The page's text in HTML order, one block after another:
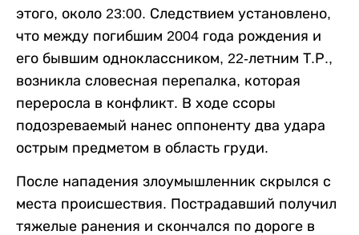
этого, около 23:00. Следствием установлено,
что между погибшим 2004 года рождения и
его бывшим одноклассником, 22-летним Т.Р.,
возникла словесная перепалка, которая
переросла в конфликт. В ходе ссоры
подозреваемый нанес оппоненту два удара
острым предметом в область груди.
После нападения злоумышленник скрылся с
места происшествия. Пострадавший получил
тяжелые ранения и скончался по дороге в